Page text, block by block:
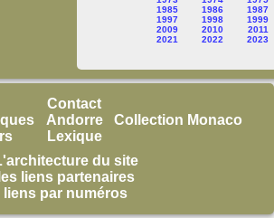
1985
1986
1987
1997
1998
1999
2009
2010
2011
2021
2022 2023
Contact
Andorre
Lexique
Collection Monaco
du site
les liens partenaires
liens par numéros